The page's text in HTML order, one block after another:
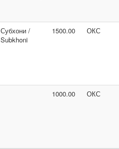
Субхони /
Subkhoni
1500.00 ОКС
1000.00 ОКС